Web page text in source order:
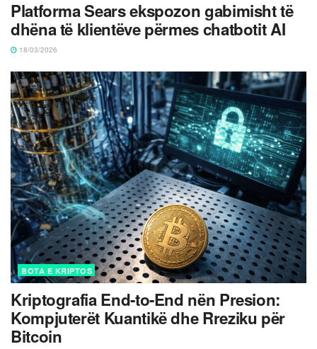
Platforma Sears ekspozon gabimisht të
dhëna të klientëve përmes chatbotit AI
18/03/2026
BOTA E KRIPTOS
Kriptografia End-to-End nën Presion:
Kompjuterët Kuantikë dhe Rreziku për
Bitcoin